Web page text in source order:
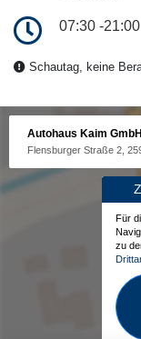
07:30 -
Schautag, keine
Autohaus Kaim GmbH
Flensburger Straße 2,
Für
zu